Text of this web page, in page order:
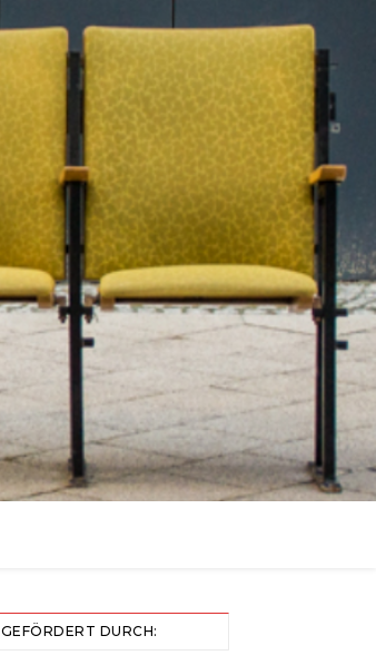
GEFÖRDERT DURCH: